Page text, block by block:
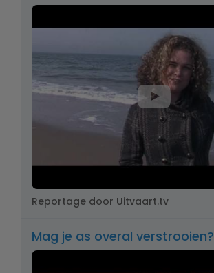
Reportage door Uitvaart.tv
Mag je as overal verstrooien?